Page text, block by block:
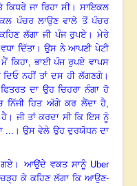
ਜਾ ਰਿਹਾ ਸੀ।ਸਾਇਕਲ
ਪੰਚਰ ਲਾਉਣ ਵਾਲੇ ਤੋਂ ਪੰਚਰ
ਕਹਿਣ ਲੱਗਾ ਜੀ ਪੰਜ ਰੁਪਏ। ਮੇਰੇ
ਦਿੱਤਾ।ਉਸ ਨੇ ਆਪਣੀ ਪੇਟੀ
ਮੈਂ ਕਿਹਾ, ਭਾਈ ਪੰਜ ਰੁਪਏ ਵਾਪਸ
ਨਹੀਂ ਤਾਂ ਦਸ ਹੀ ਲੱਗਣਗੇ।
ਦਾ ਉਹ ਚਿਹਰਾ ਨੰਗਾ ਹੋ
ਨਿੱਜੀ ਹਿਤ ਅੱਗੇ ਕਰ ਲੈਂਦਾ ਹੈ,
ਹੈ । ਜੀ ਤਾਂ ਕਰਦਾ ਸੀ ਕਿ ਇਸ ਨੂੰ
... ।ਉਸ ਵੇਲੇ ਉਹ ਦੁਰਯੋਧਨ ਦਾ
। ਆਉਂਦੇ ਵਕਤ ਸਾਨੂੰ Uber
ਕੇ ਕਹਿਣ ਲੱਗਾ ਕਿ ਆਉਣ-